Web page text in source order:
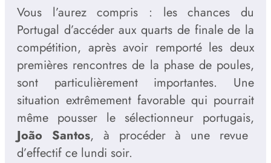
Vous l’aurez compris : les chances du
Portugal d’accéder aux quarts de finale de la
compétition, après avoir remporté les deux
premières rencontres de la phase de poules,
sont particulièrement importantes. Une
situation extrêmement favorable qui pourrait
même pousser le sélectionneur portugais,
João Santos, à procéder à une revue
d’effectif ce lundi soir.